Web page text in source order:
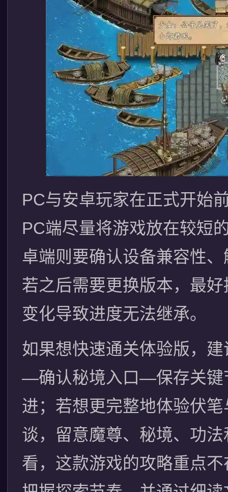
PC与安卓玩家在正式开始
PC端尽量将游戏放在较短
卓端则要确认设备兼容性
若之后需要更换版本，最
变化导致进度无法继承。
如果想快速通关体验版，
—确认秘境入口—保存关键
进；若想更完整地体验伏
谈，留意魔尊、秘境、功
看，这款游戏的攻略重点